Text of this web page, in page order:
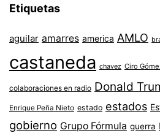
Etiquetas
aguilar amarres america AMLO
castaneda chavez Ciro
colaboraciones en radio Donald
Enrique Peña Nieto estado estados
gobierno Grupo Fórmula guerra